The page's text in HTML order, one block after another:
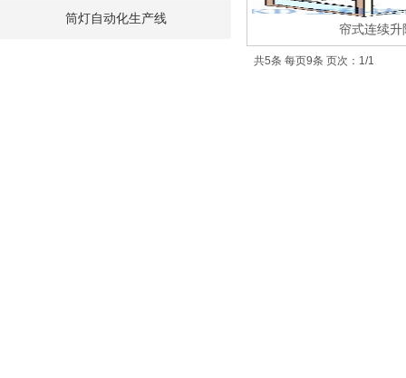
帘式连续升
共5条 每页9条 页次：1/1
筒灯自动化生产线